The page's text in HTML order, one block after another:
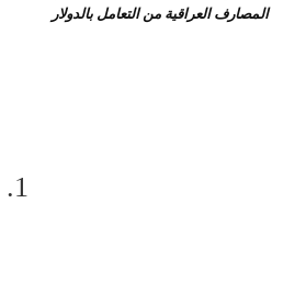
المصارف العراقية من التعامل بالدولار